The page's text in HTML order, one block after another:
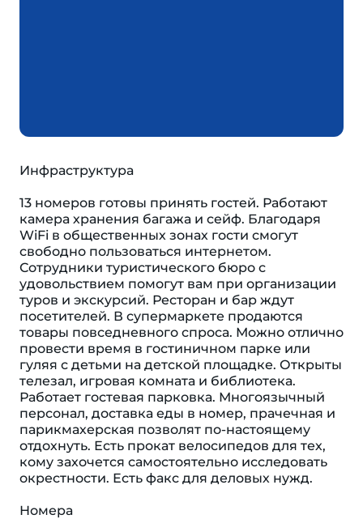
Инфраструктура
13 номеров готовы принять гостей. Работают
камера хранения багажа и сейф. Благодаря
WiFi в общественных зонах гости смогут
свободно пользоваться интернетом.
Сотрудники туристического бюро с
удовольствием помогут вам при организации
туров и экскурсий. Ресторан и бар ждут
посетителей. В супермаркете продаются
товары повседневного спроса. Можно отлично
провести время в гостиничном парке или
гуляя с детьми на детской площадке. Открыты
телезал, игровая комната и библиотека.
Работает гостевая парковка. Многоязычный
персонал, доставка еды в номер, прачечная и
парикмахерская позволят по-настоящему
отдохнуть. Есть прокат велосипедов для тех,
кому захочется самостоятельно исследовать
окрестности. Есть факс для деловых нужд.
Номера